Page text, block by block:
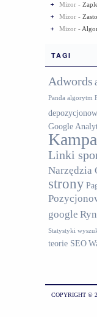
Mizor -
Mizor -
Mizor -
TAGI
Adwords
Panda algorytm
Google
Linki
Narzędzia
strony
google
Statystyki
teorie SEO
COPYRIGHT ©